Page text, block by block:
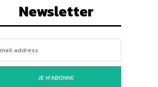
Newsletter
JE M'ABONNE